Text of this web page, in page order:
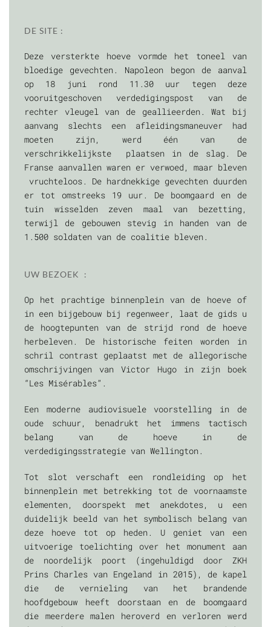
DE SITE :
Deze versterkte hoeve vormde het toneel van
bloedige gevechten. Napoleon begon de aanval
op 18 juni rond 11.30 uur tegen deze
vooruitgeschoven verdedigingspost van de
rechter vleugel van de geallieerden. Wat bij
aanvang slechts een afleidingsmaneuver had
moeten zijn, werd één van de
verschrikkelijkste plaatsen in de slag. De
Franse aanvallen waren er verwoed, maar bleven
vruchteloos. De hardnekkige gevechten duurden
er tot omstreeks 19 uur. De boomgaard en de
tuin wisselden zeven maal van bezetting,
terwijl de gebouwen stevig in handen van de
1.500 soldaten van de coalitie bleven.
UW BEZOEK :
Op het prachtige binnenplein van de hoeve of
in een bijgebouw bij regenweer, laat de gids u
de hoogtepunten van de strijd rond de hoeve
herbeleven. De historische feiten worden in
schril contrast geplaatst met de allegorische
omschrijvingen van Victor Hugo in zijn boek
“Les Misérables”.
Een moderne audiovisuele voorstelling in de
oude schuur, benadrukt het immens tactisch
belang van de hoeve in de
verdedigingsstrategie van Wellington.
Tot slot verschaft een rondleiding op het
binnenplein met betrekking tot de voornaamste
elementen, doorspekt met anekdotes, u een
duidelijk beeld van het symbolisch belang van
deze hoeve tot op heden. U geniet van een
uitvoerige toelichting over het monument aan
de noordelijk poort (ingehuldigd door ZKH
Prins Charles van Engeland in 2015), de kapel
die de vernieling van het brandende
hoofdgebouw heeft doorstaan en de boomgaard
die meerdere malen heroverd en verloren werd